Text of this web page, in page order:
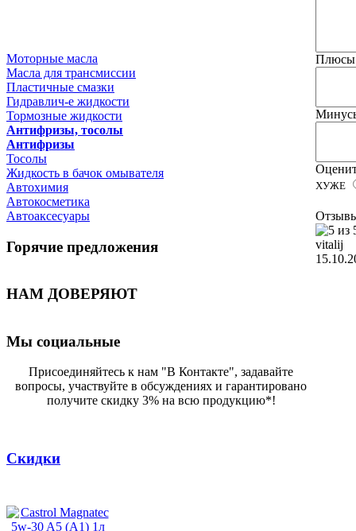
Моторные масла
Масла для трансмиссии
Пластичные смазки
Гидравлич-е жидкости
Тормозные жидкости
Антифризы, тосолы
Антифризы
Тосолы
Жидкость в бачок омывателя
Автохимия
Автокосметика
Автоаксесуары
Горячие предложения
НАМ ДОВЕРЯЮТ
Мы социальные
Присоединяйтесь к нам "В Контакте", задавайте
вопросы, участвуйте в обсуждениях и гарантировано
получите скидку 3% на всю продукцию*!
Скидки
ХУЖЕ
vitalij